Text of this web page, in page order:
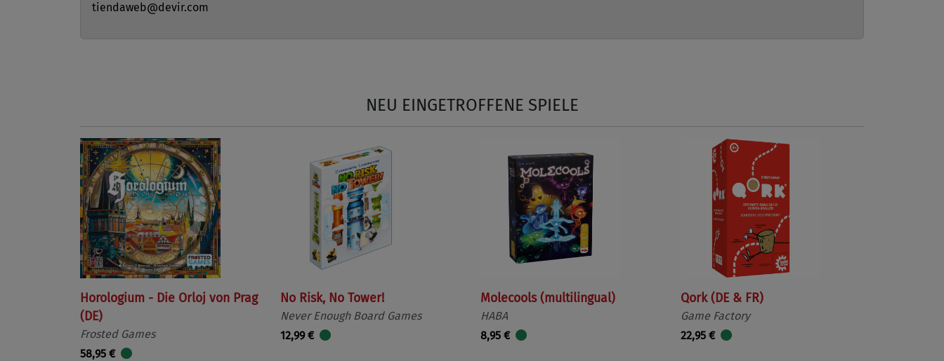
tiendaweb@devir.com
NEU EINGETROFFENE SPIELE
Horologium - Die Orloj von Prag
(DE)
Frosted Games
58,95 €
No Risk, No Tower!
Never Enough Board Games
12,99 €
Molecools (multilingual)
HABA
8,95 €
Qork (DE & FR)
Game Factory
22,95 €